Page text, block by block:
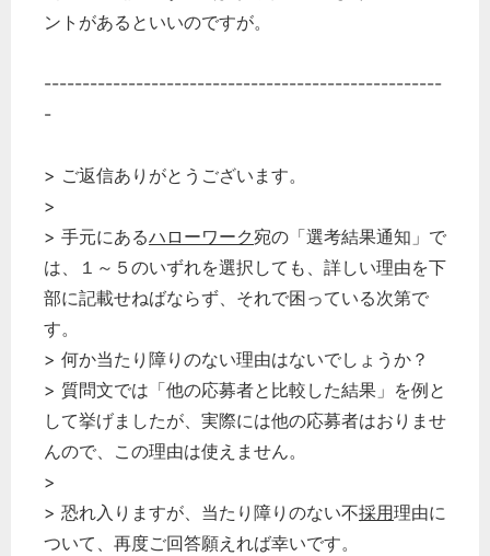
ントがあるといいのですが。
----------------------------------------------------
-
> ご返信ありがとうございます。
>
> 手元にあるハローワーク宛の「選考結果通知」で
は、１～５のいずれを選択しても、詳しい理由を下
部に記載せねばならず、それで困っている次第で
す。
> 何か当たり障りのない理由はないでしょうか？
> 質問文では「他の応募者と比較した結果」を例と
して挙げましたが、実際には他の応募者はおりませ
んので、この理由は使えません。
>
> 恐れ入りますが、当たり障りのない不採用理由に
ついて、再度ご回答願えれば幸いです。
労務管理
企業法務
経営の知恵
総務の給湯室
秘書のノウハウ
次へ